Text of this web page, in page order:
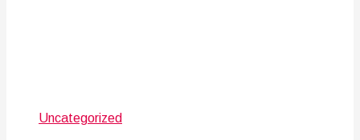
Uncategorized